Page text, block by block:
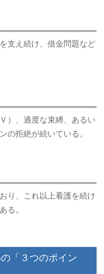
支え続け、借金問題など
）、過度な束縛、あるい
の拒絶が続いている。
り、これ以上看護を続け
る。
「３つのポイン